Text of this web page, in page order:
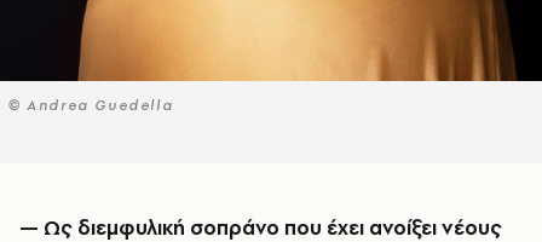
© Andrea Guedella
— Ως διεμφυλική σοπράνο που έχει ανοίξει νέους